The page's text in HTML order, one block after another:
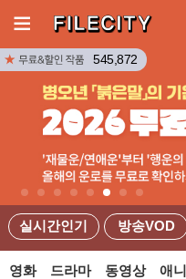
실시간인기 방송VOD
545,872
영화 드라마 동영상 애니